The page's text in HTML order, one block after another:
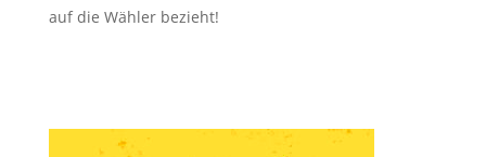
auf die Wähler bezieht!